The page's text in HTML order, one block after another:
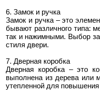
6. Замок и ручка
Замок и ручка – это
бывают различного типа:
так и нажимными. Выбор
стиля двери.
7. Дверная коробка
Дверная коробка – это
выполнена из дерева или
утепленной для